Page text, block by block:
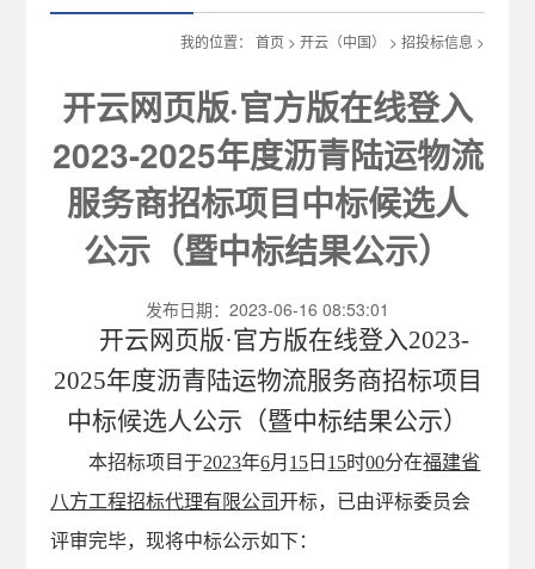
我的位置： 首页> 开云（中国） > 招投标信息 >
开云网页版·官方版在线登入
2023-2025年度沥青陆运物流
服务商招标项目中标候选人
公示（暨中标结果公示）
发布日期：2023-06-16 08:53:01
开云网页版·官方版在线登入2023-
2025年度沥青陆运物流服务商招标项目
中标候选人公示 （暨中标结果公示）
本招标项目于2023年6月 15 日 15时00分在福建省
八方工程招标代理有限公司开标，已由评标委员会
评审完毕，现将中标公示如下：